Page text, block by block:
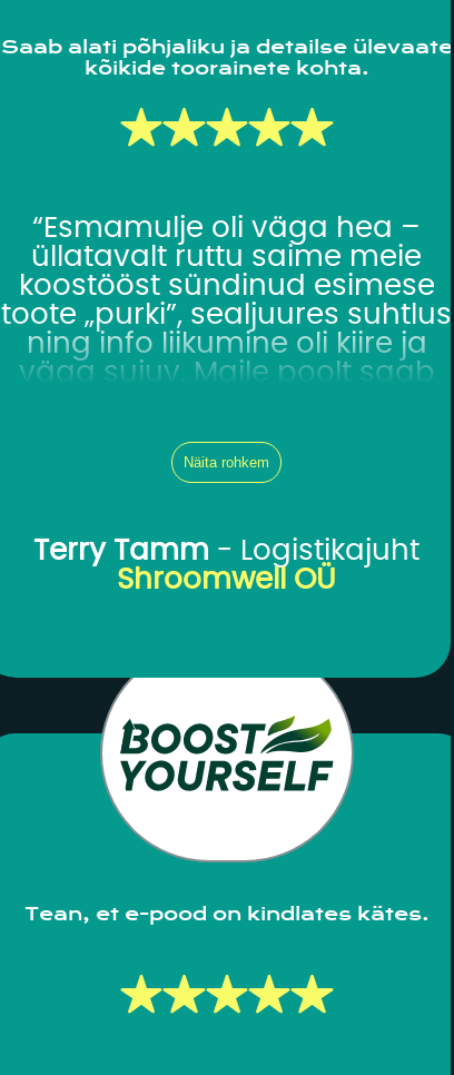
Saab alati põhjaliku ja detailse ülevaate
kõikide toorainete kohta.
“Esmamulje oli väga hea –
üllatavalt ruttu saime meie
koostööst sündinud esimese
toote „purki”, sealjuures suhtlus
ning info liikumine oli kiire ja
väga sujuv. Maile poolt saab
kohta ja ta pakub alati ka välja
lahendusi. Iga toote kohta
Veebilehe halduse osas Tarjet
nädalavahetustel.
Saan ainult soovitada kõiki
teenuseid mida oleme
kasutanud.”
Näita rohkem
Terry Tamm - Logistikajuht
Shroomwell OÜ
Tean, et e-pood on kindlates kätes.